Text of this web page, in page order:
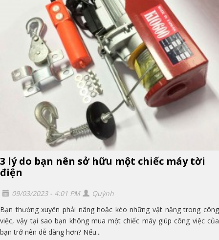
3 lý do bạn nên sở hữu một chiếc máy tời
điện
09/03/2023 - 4:01 PM
Quỳnh
Bạn thường xuyên phải nâng hoặc kéo những vật nặng trong công
việc, vậy tại sao bạn không mua một chiếc máy giúp công việc của
bạn trở nên dễ dàng hơn? Nếu...